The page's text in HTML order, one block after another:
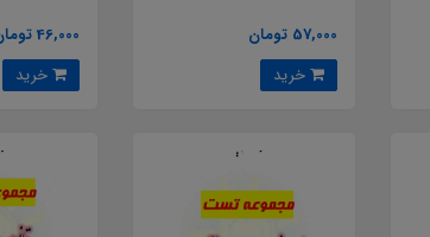
57,000 تومان
46,000 تومان
خرید